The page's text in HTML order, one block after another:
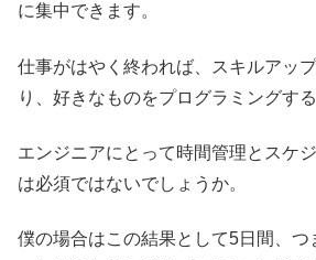
に集中できます。
仕事がはやく終われば、スキルアッ
り、好きなものをプログラミングす
エンジニアにとって時間管理とスケ
は必須ではないでしょうか。
僕の場合はこの結果として5日間、つ